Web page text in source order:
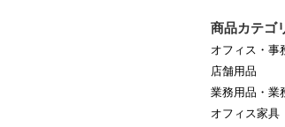
商品カテゴ
オフィス・事
店舗用品
業務用品・業
オフィス家具